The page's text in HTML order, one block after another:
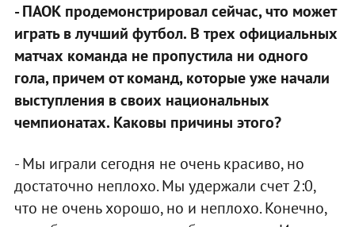
- ПАОК продемонстрировал сейчас, что может
играть в лучший футбол. В трех официальных
матчах команда не пропустила ни одного
гола, причем от команд, которые уже начали
выступления в своих национальных
чемпионатах. Каковы причины этого?
- Мы играли сегодня не очень красиво, но
достаточно неплохо. Мы удержали счет 2:0,
что не очень хорошо, но и неплохо. Конечно,